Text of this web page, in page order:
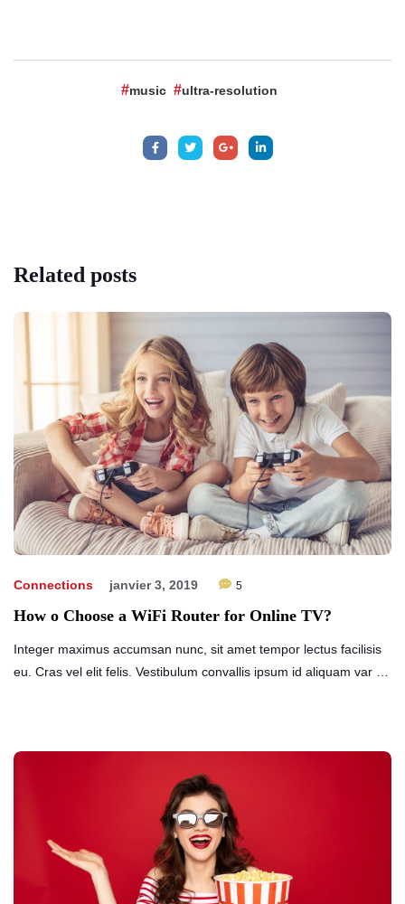
music ultra-resolution
Related posts
Connections janvier 3, 2019 5
How o Choose a WiFi Router for Online TV?
Integer maximus accumsan nunc, sit amet tempor lectus facilisis
eu. Cras vel elit felis. Vestibulum convallis ipsum id aliquam var …